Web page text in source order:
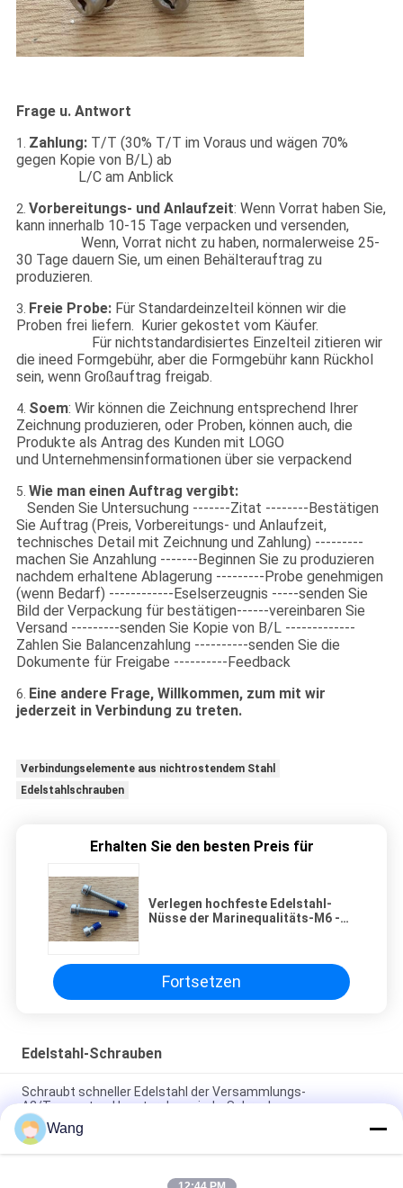
Frage u. Antwort
1. Zahlung:T/T (30% T/T im Voraus und wägen 70%
gegen Kopie von B/L) ab
L/C am Anblick
2. Vorbereitungs- und Anlaufzeit: Wenn Vorrat haben Sie,
kann innerhalb 10-15 Tage verpacken und versenden,
Wenn, Vorrat nicht zu haben, normalerweise 25-
30 Tage dauern Sie, um einen Behälterauftrag zu
produzieren.
3. Freie Probe:Für Standardeinzelteil können wir die
Proben frei liefern. Kurier gekostet vom Käufer.
Für nichtstandardisiertes Einzelteil zitieren wir
die ineed Formgebühr, aber die Formgebühr kann Rückhol
sein, wenn Großauftrag freigab.
4. Soem: Wir können die Zeichnung entsprechend Ihrer
Zeichnung produzieren, oder Proben, können auch, die
Produkte als Antrag des Kunden mit LOGO
und Unternehmensinformationen über sie verpackend
5. Wie man einen Auftrag vergibt:
Senden Sie Untersuchung -------Zitat --------Bestätigen
Sie Auftrag (Preis, Vorbereitungs- und Anlaufzeit,
technisches Detail mit Zeichnung und Zahlung) ---------
machen Sie Anzahlung -------Beginnen Sie zu produzieren
nachdem erhaltene Ablagerung ---------Probe genehmigen
(wenn Bedarf) ------------Eselserzeugnis -----senden Sie
Bild der Verpackung für bestätigen------vereinbaren Sie
Versand ---------senden Sie Kopie von B/L -------------
Zahlen Sie Balancenzahlung ----------senden Sie die
Dokumente für Freigabe ----------Feedback
6. Eine andere Frage, Willkommen, zum mit wir
jederzeit in Verbindung zu treten.
Verbindungselemente aus nichtrostendem Stahl
Edelstahlschrauben
Erhalten Sie den besten Preis für
Verlegen hochfeste Edelstahl-
Nüsse der Marinequalitäts-M6 -
Fortsetzen
Edelstahl-Schrauben
Schraubt schneller Edelstahl der Versammlungs-
A2/Trompeten-Hauptgrobgewinde-Schrauben
10mm 100mm 150mm Edelstahl-Schrauben, Edelstahl-
Flansch-Kopf läuft metrisches weg
Wang